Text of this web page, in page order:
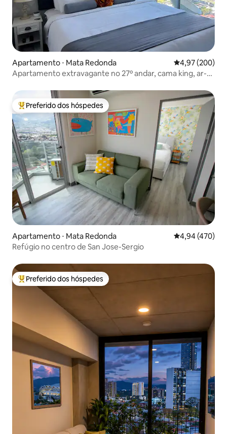
Apartamento ⋅ Mata Redonda 4,97 de uma
4,97 (200)
Apartamento extravagante no 27º andar, cama king, ar-
Entre os melhores preferidos dos hóspedes
Preferido dos hóspedes
Apartamento ⋅ Mata Redonda 4,94 de uma
4,94 (470)
Refúgio no centro de San Jose-Sergio
Entre os melhores preferidos dos hóspedes
Preferido dos hóspedes